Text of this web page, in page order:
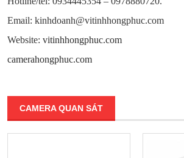
Email: kinhdoanh@vitinhhongphuc.com
Website: vitinhhongphuc.com
camerahongphuc.com
CAMERA QUAN SÁT